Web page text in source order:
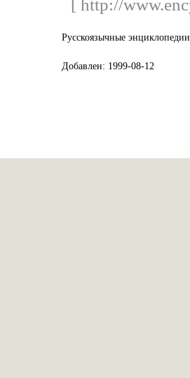
[ http://
Русскоязычные
Добавлен: 1999-08-12